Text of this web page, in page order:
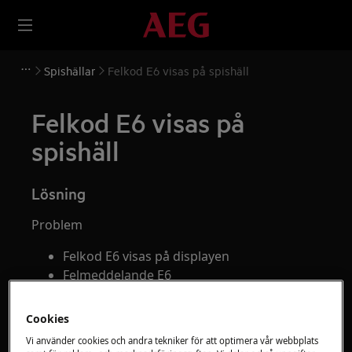
Spishällar Felkod E6 visas på spishäll
Felkod E6 visas på
spishäll
Lösning
Problem
Felkod E6 visas på displayen
Felmeddelande E6
Spis
Cookies
Vi använder cookies och andra tekniker för att optimera vår webbplats